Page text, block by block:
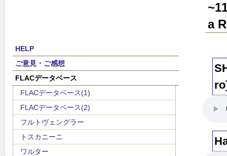
HELP
ご意見・ご感想
FLACデータベース
FLACデータベース(1)
FLACデータベース(2)
フルトヴェングラー
トスカニーニ
ワルター
a